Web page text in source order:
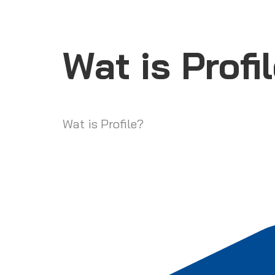
Wat is
Wat is Profile?